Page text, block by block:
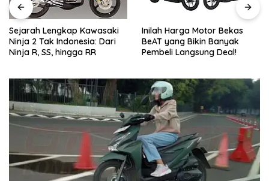
Sejarah Lengkap Kawasaki
Ninja 2 Tak Indonesia: Dari
Ninja R, SS, hingga RR
Inilah Harga Motor Bekas
BeAT yang Bikin Banyak
Pembeli Langsung Deal!